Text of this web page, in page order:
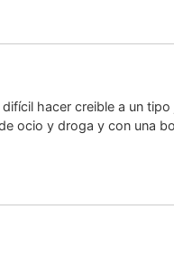
hacer creible a un
ocio y droga y con una